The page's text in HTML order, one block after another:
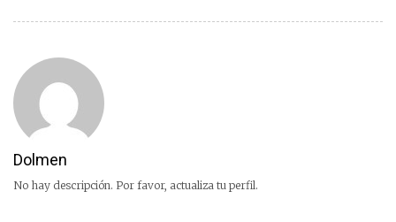
Dolmen
No hay descripción. Por favor, actualiza tu perfil.